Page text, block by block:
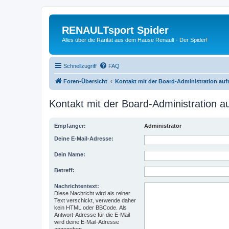
RENAULTsport Spider
Alles über die Rarität aus dem Hause Renault - Der Spider!
Schnellzugriff FAQ
Foren-Übersicht Kontakt mit der Board-Administration
Kontakt mit der Board-Administration
Empfänger: Administrator
Deine E-Mail-Adresse:
Dein Name:
Betreff:
Nachrichtentext:
Diese Nachricht wird als reiner
Text verschickt, verwende daher
kein HTML oder BBCode. Als
Antwort-Adresse für die E-Mail
wird deine E-Mail-Adresse